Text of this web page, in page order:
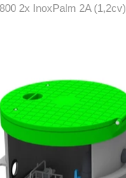
2x InoxPalm 2A (1,2cv)